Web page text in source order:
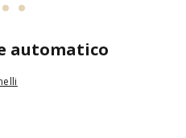
automatico